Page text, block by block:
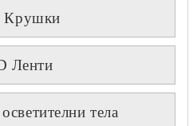
Крушки
Ленти
тела